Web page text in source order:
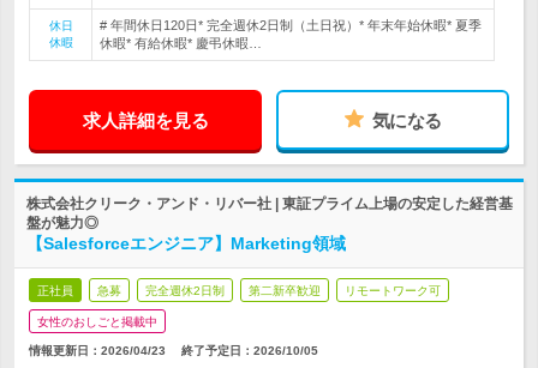
休日
休暇
# 年間休日120日* 完全週休2日制（土日祝）* 年末年始休暇* 夏季
休暇* 有給休暇* 慶弔休暇…
求人詳細を見る 気になる
株式会社クリーク・アンド・リバー社 | 東証プライム上場の安定した経営基
盤が魅力◎
【Salesforceエンジニア】Marketing領域
正社員 急募 完全週休2日制 第二新卒歓迎 リモートワーク可
女性のおしごと掲載中
情報更新日：2026/04/23 終了予定日： 2026/10/05